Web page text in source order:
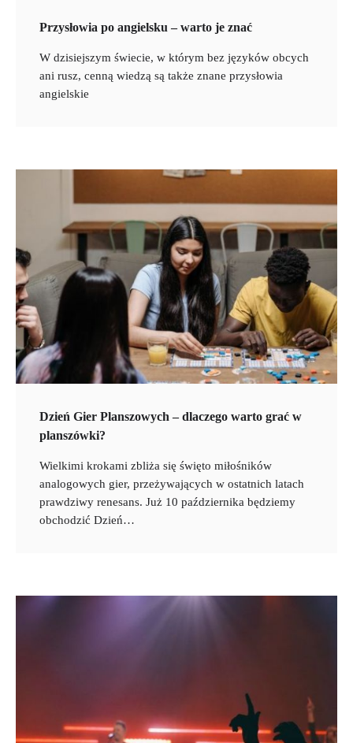
Przysłowia po angielsku – warto je znać
W dzisiejszym świecie, w którym bez języków obcych
ani rusz, cenną wiedzą są także znane przysłowia
angielskie
Dzień Gier Planszowych – dlaczego warto grać w
planszówki?
Wielkimi krokami zbliża się święto miłośników
analogowych gier, przeżywających w ostatnich latach
prawdziwy renesans. Już 10 października będziemy
obchodzić Dzień…